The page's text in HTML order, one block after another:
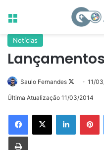
Menu
Notícias
Saulo Fernandes
Follow11/
Última Atualização 11/03/2014
Linkedin
Imprimir